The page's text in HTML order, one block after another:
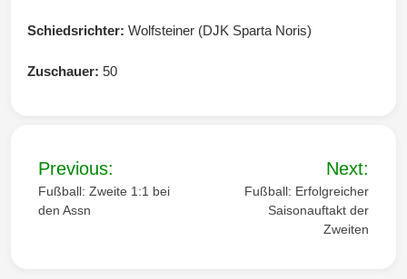
Schiedsrichter: Wolfsteiner (DJK Sparta Noris)
Zuschauer: 50
B
e
i
Previous:
Fußball: Zweite 1:1 bei
den Assn
Next:
Fußball: Erfolgreicher
Saisonauftakt der
Zweiten